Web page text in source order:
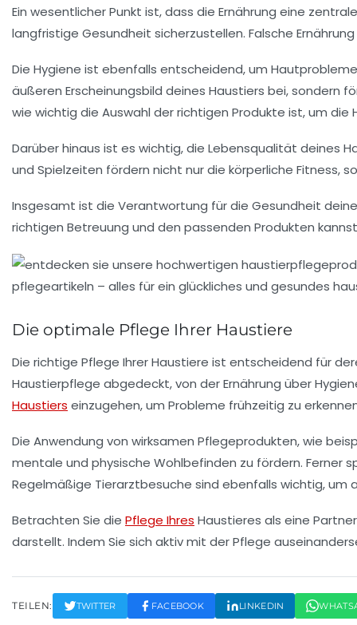
Ein wesentlicher Punkt ist, dass die Ernährung eine
langfristige Gesundheit sicherzustellen. Falsche
Die Hygiene ist ebenfalls entscheidend, um Hautprobleme
äußeren Erscheinungsbild deines Haustiers bei, sondern
wie wichtig die Auswahl der richtigen Produkte ist, um
Darüber hinaus ist es wichtig, die Lebensqualität deines
und Spielzeiten fördern nicht nur die körperliche Fitness,
Insgesamt ist die Verantwortung für die Gesundheit
richtigen Betreuung und den passenden Produkten
Die optimale Pflege Ihrer Haustiere
Die richtige Pflege Ihrer Haustiere ist entscheidend für
Haustierpflege abgedeckt, von derErnährung über
Haustiers einzugehen, um Probleme frühzeitig zu
Die Anwendung von wirksamen Pflegeprodukten, wie
mentale und physische Wohlbefinden zu fördern. Ferner
Regelmäßige Tierarztbesuche sind ebenfalls wichtig,
Betrachten Sie die Pflege Ihres Haustieres als eine
darstellt. Indem Sie sich aktiv mit der Pflege
TEILEN: TWITTER FACEBOOK LINKEDIN